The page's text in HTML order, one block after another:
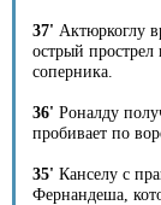
37' Актюркоглу
острый
соперника.
36' Роналду
пробивает по
35' Канселу с
Фернандеша,